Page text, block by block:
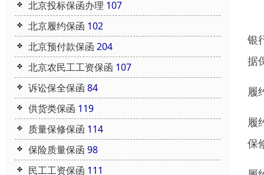
北京投标保函办理 107
北京履约保函 102
北京预付款保函 204
北京农民工工资保函 107
诉讼保全保函 84
供货类保函 119
质量保修保函 114
保险质量保函 98
民工工资保函 111
银
据
履
履
保